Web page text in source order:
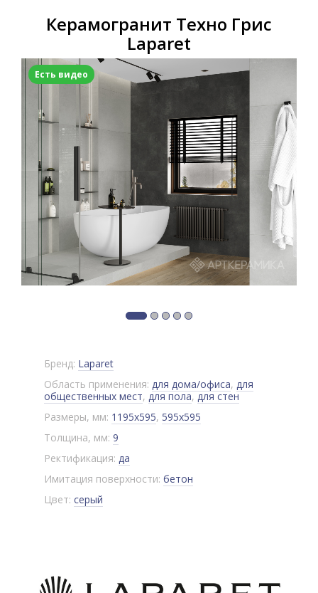
Керамогранит Техно Грис
Laparet
Есть видео
Бренд: Laparet
Область применения: для дома/офиса, для
общественных мест, для пола,для стен
Размеры, мм: 1195x595, 595x595
Толщина, мм: 9
Ректификация: да
Имитация поверхности: бетон
Цвет: серый